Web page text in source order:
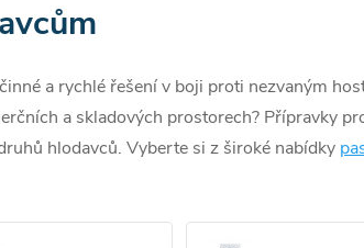
a rychlé řešení v boji proti nezvaným
a skladových prostorech? Přípravky
hlodavců. Vyberte si z široké nabídky